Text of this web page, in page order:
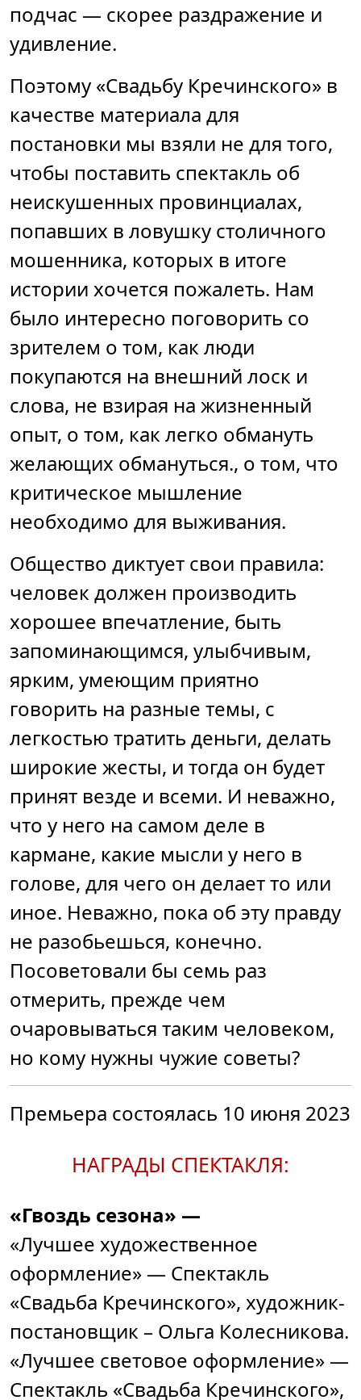
подчас — скорее раздражение и
удивление.
Поэтому «Свадьбу Кречинского» в
качестве материала для
постановки мы взяли не для того,
чтобы поставить спектакль об
неискушенных провинциалах,
попавших в ловушку столичного
мошенника, которых в итоге
истории хочется пожалеть. Нам
было интересно поговорить со
зрителем о том, как люди
покупаются на внешний лоск и
слова, не взирая на жизненный
опыт, о том, как легко обмануть
желающих обмануться., о том, что
критическое мышление
необходимо для выживания.
Общество диктует свои правила:
человек должен производить
хорошее впечатление, быть
запоминающимся, улыбчивым,
ярким, умеющим приятно
говорить на разные темы, с
легкостью тратить деньги, делать
широкие жесты, и тогда он будет
принят везде и всеми. И неважно,
что у него на самом деле в
кармане, какие мысли у него в
голове, для чего он делает то или
иное. Неважно, пока об эту правду
не разобьешься, конечно.
Посоветовали бы семь раз
отмерить, прежде чем
очаровываться таким человеком,
но кому нужны чужие советы?
Премьера состоялась 10 июня 2023
НАГРАДЫ СПЕКТАКЛЯ:
«Гвоздь сезона» —
«Лучшее художественное
оформление» — Спектакль
«Свадьба Кречинского», художник-
постановщик – Ольга Колесникова.
«Лучшее световое оформление» —
Спектакль «Свадьба Кречинского»,